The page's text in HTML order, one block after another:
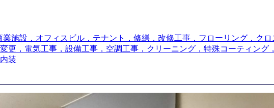
施設，オフィスビル，テナント，修繕，改修工事，フローリング，クロ
，電気工事，設備工事，空調工事，クリーニング，特殊コーティング
装